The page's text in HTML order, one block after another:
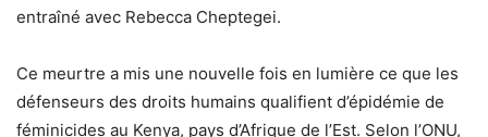
entraîné avec Rebecca Cheptegei.
Ce meurtre a mis une nouvelle fois en lumière ce que les
défenseurs des droits humains qualifient d’épidémie de
féminicides au Kenya, pays d’Afrique de l’Est. Selon l’ONU,